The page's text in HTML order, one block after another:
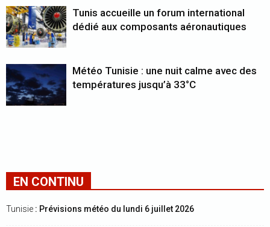
Tunis accueille un forum international
dédié aux composants aéronautiques
Météo Tunisie : une nuit calme avec des
températures jusqu’à 33°C
EN CONTINU
Tunisie : Prévisions météo du lundi 6 juillet 2026